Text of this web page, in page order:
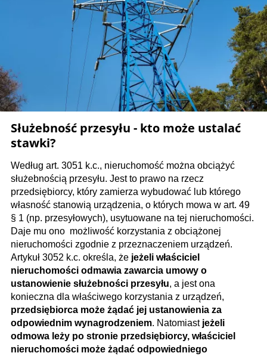
Służebność przesyłu - kto może ustalać
stawki?
Według art. 3051 k.c., nieruchomość można obciążyć
służebnością przesyłu. Jest to prawo na rzecz
przedsiębiorcy, który zamierza wybudować lub którego
własność stanowią urządzenia, o których mowa w art. 49
§ 1 (np. przesyłowych), usytuowane na tej nieruchomości.
Daje mu ono możliwość korzystania z obciążonej
nieruchomości zgodnie z przeznaczeniem urządzeń.
Artykuł 3052 k.c. określa, że jeżeli właściciel
nieruchomości odmawia zawarcia umowy o
ustanowienie służebności przesyłu, a jest ona
konieczna dla właściwego korzystania z urządzeń,
przedsiębiorca może żądać jej ustanowienia za
odpowiednim wynagrodzeniem. Natomiast jeżeli
odmowa leży po stronie przedsiębiorcy, właściciel
nieruchomości może żądać odpowiedniego